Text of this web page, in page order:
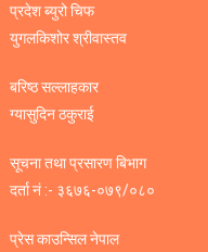
प्रदेश ब्युरो चिफ
युगलकिशोर श्रीवास्तव
बरिष्ठ सल्लाहकार
ग्यासुदिन ठकुराई
सूचना तथा प्रसारण बिभाग
दर्ता नं :- ३६७६-०७९/०८०
प्रेस काउन्सिल नेपाल